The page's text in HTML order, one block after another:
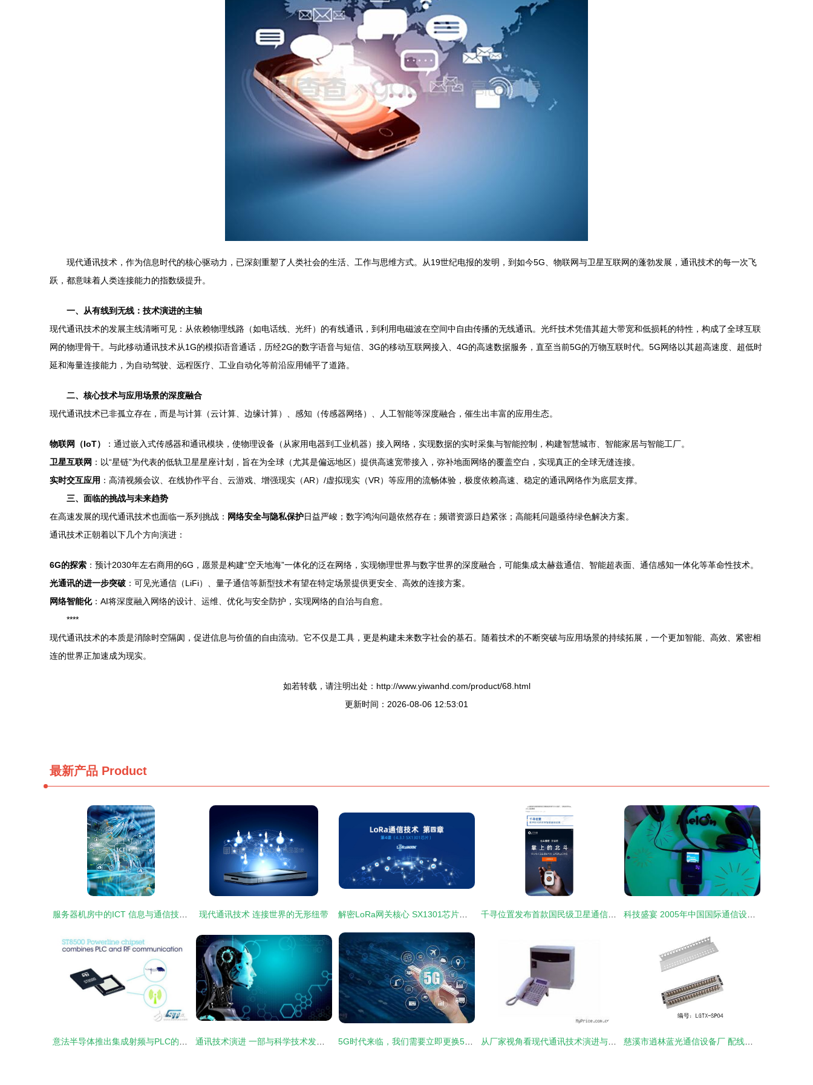
现代通讯技术，作为信息时代的核心驱动力，已深刻重塑了人类社会的生活、工作与思维方式。从19世纪电报的发明，到如今5G、物联网与卫星互联网的蓬勃发展，通讯技术的每一次飞
跃，都意味着人类连接能力的指数级提升。
一、从有线到无线：技术演进的主轴
现代通讯技术的发展主线清晰可见：从依赖物理线路（如电话线、光纤）的有线通讯，到利用电磁波在空间中自由传播的无线通讯。光纤技术凭借其超大带宽和低损耗的特性，构成了全球互联
网的物理骨干。与此移动通讯技术从1G的模拟语音通话，历经2G的数字语音与短信、3G的移动互联网接入、4G的高速数据服务，直至当前5G的万物互联时代。5G网络以其超高速度、超低时
延和海量连接能力，为自动驾驶、远程医疗、工业自动化等前沿应用铺平了道路。
二、核心技术与应用场景的深度融合
现代通讯技术已非孤立存在，而是与计算（云计算、边缘计算）、感知（传感器网络）、人工智能等深度融合，催生出丰富的应用生态。
物联网（IoT）
：通过嵌入式传感器和通讯模块，使物理设备（从家用电器到工业机器）接入网络，实现数据的实时采集与智能控制，构建智慧城市、智能家居与智能工厂。
卫星互联网 ：以“星链”为代表的低轨卫星星座计划，旨在为全球（尤其是偏远地区）提供高速宽带接入，弥补地面网络的覆盖空白，实现真正的全球无缝连接。
实时交互应用 ：高清视频会议、在线协作平台、云游戏、增强现实（AR）/虚拟现实（VR）等应用的流畅体验，极度依赖高速、稳定的通讯网络作为底层支撑。
三、面临的挑战与未来趋势
在高速发展的现代通讯技术也面临一系列挑战： 网络安全与隐私保护日益严峻；数字鸿沟问题依然存在；频谱资源日趋紧张；高能耗问题亟待绿色解决方案。
通讯技术正朝着以下几个方向演进：
6G的探索 ：预计2030年左右商用的6G，愿景是构建“空天地海”一体化的泛在网络，实现物理世界与数字世界的深度融合，可能集成太赫兹通信、智能超表面、通信感知一体化等革命性技术。
光通讯的进一步突破 ：可见光通信（LiFi）、量子通信等新型技术有望在特定场景提供更安全、高效的连接方案。
网络智能化：AI将深度融入网络的设计、运维、优化与安全防护，实现网络的自治与自愈。
****
现代通讯技术的本质是消除时空隔阂，促进信息与价值的自由流动。它不仅是工具，更是构建未来数字社会的基石。随着技术的不断突破与应用场景的持续拓展，一个更加智能、高效、紧密相
连的世界正加速成为现实。
如若转载，请注明出处：http://www.yiwanhd.com/product/68.html
更新时间：2026-08-06 12:53:01
最新产品 Product
现代通讯技术 连接世界的无形纽带